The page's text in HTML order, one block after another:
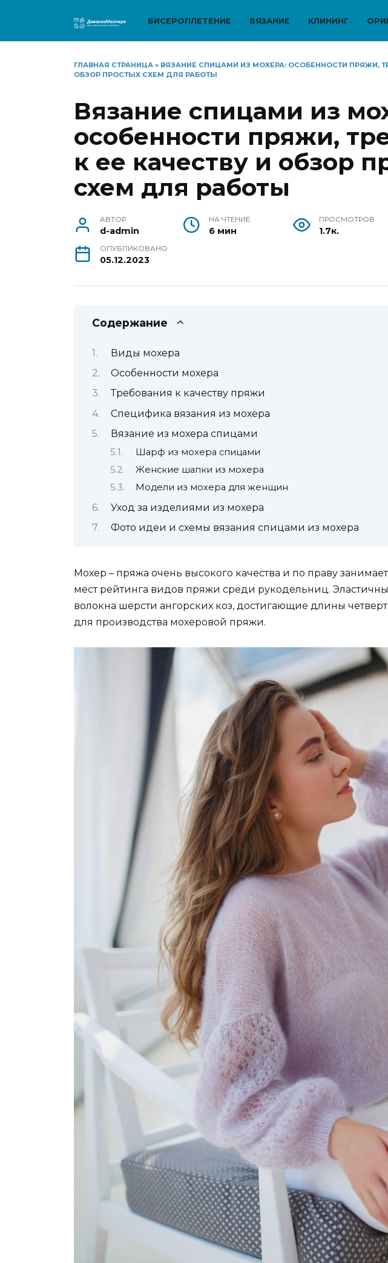
БИСЕРОПЛЕТЕНИЕ ВЯЗАНИЕ КЛИНИНГ
ГЛАВНАЯ СТРАНИЦА » ВЯЗАНИЕ СПИЦАМИ ИЗ МОХЕРА: ОСОБЕННОСТИ ПРЯЖИ,
ОБЗОР ПРОСТЫХ СХЕМ ДЛЯ РАБОТЫ
Вязание спицами из
особенности пряжи,
к ее качеству и обзор
схем для работы
АВТОР
d-admin
НА ЧТЕНИЕ
6 мин
ПРОСМОТРОВ
1.7к.
ОПУБЛИКОВАНО
05.12.2023
Содержание
Виды мохера
Особенности мохера
Требования к качеству пряжи
Специфика вязания из мохера
Вязание из мохера спицами
Шарф из мохера спицами
Женские шапки из мохера
Модели из мохера для женщин
Уход за изделиями из мохера
Фото идеи и схемы вязания спицами из мохера
Мохер – пряжа очень высокого качества и по праву
мест рейтинга видов пряжи среди рукодельниц.
волокна шерсти ангорских коз, достигающие длины
для производства мохеровой пряжи.